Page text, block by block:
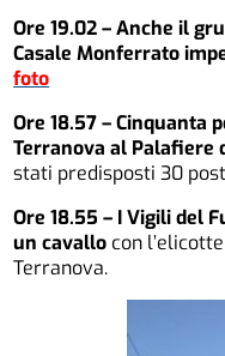
Ore 19.02 – Anche il
Casale Monferrato
foto
Ore 18.57 – Cinquanta
Terranova al Palafiere
stati predisposti 30
Ore 18.55 – I Vigili del
un cavallo con
Terranova.